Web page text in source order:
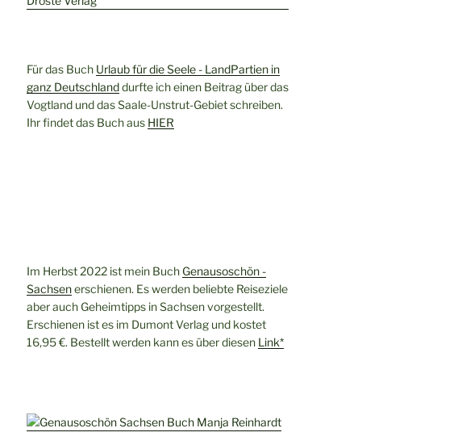
Für das Buch Urlaub für die Seele - LandPartien in
ganz Deutschlanddurfte ich einen Beitrag über das
Vogtland und das Saale-Unstrut-Gebiet schreiben.
Ihr findet das Buch aus HIER
Im Herbst 2022 ist mein Buch Genausoschön -
Sachsenerschienen. Es werden beliebte Reiseziele
aber auch Geheimtipps in Sachsen vorgestellt.
Erschienen ist es im Dumont Verlag und kostet
16,95 €. Bestellt werden kann es über diesen Link*